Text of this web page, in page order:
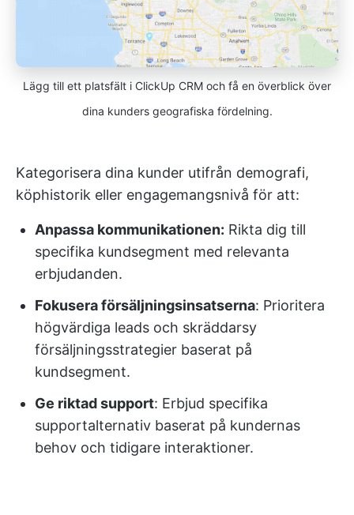
Lägg till ett platsfält i ClickUp CRM och få en överblick över
dina kunders geografiska fördelning.
Kategorisera dina kunder utifrån demografi,
köphistorik eller engagemangsnivå för att:
Anpassa kommunikationen: Rikta dig till
specifika kundsegment med relevanta
erbjudanden.
Fokusera försäljningsinsatserna: Prioritera
högvärdiga leads och skräddarsy
försäljningsstrategier baserat på
kundsegment.
Ge riktad support: Erbjud specifika
supportalternativ baserat på kundernas
behov och tidigare interaktioner.